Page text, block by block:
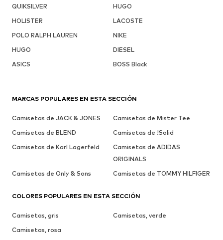
QUIKSILVER
HUGO
HOLISTER
LACOSTE
POLO RALPH LAUREN
NIKE
HUGO
DIESEL
ASICS
BOSS Black
MARCAS POPULARES EN ESTA SECCIÓN
Camisetas de JACK & JONES
Camisetas de Mister Tee
Camisetas de BLEND
Camisetas de !Solid
Camisetas de Karl Lagerfeld
Camisetas de ADIDAS
ORIGINALS
Camisetas de Only & Sons
Camisetas de TOMMY HILFIGER
COLORES POPULARES EN ESTA SECCIÓN
Camisetas, gris
Camisetas, verde
Camisetas, rosa